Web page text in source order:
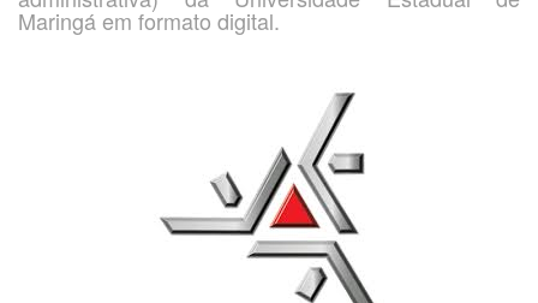
Maringá em formato digital.